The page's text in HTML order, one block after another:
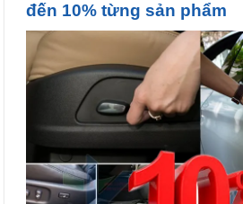
đến 10% từng sản phẩm